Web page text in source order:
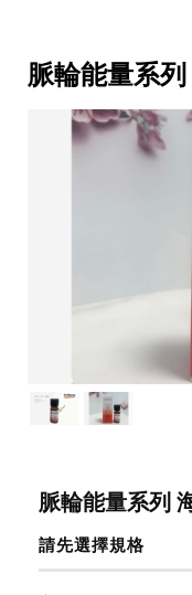
脈輪能量系
脈輪能量系列
請先選擇規格